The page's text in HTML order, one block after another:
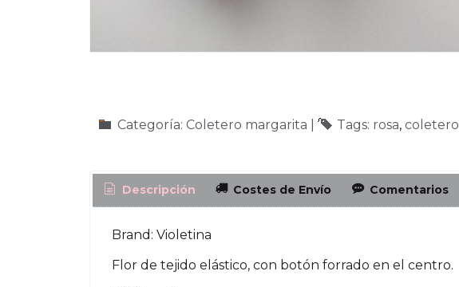
Categoría: Coletero margarita Tags: rosa coletero
Descripción Costes de Envío Comentarios
Brand: Violetina
Flor de tejido elástico, con botón forrado en el centro.